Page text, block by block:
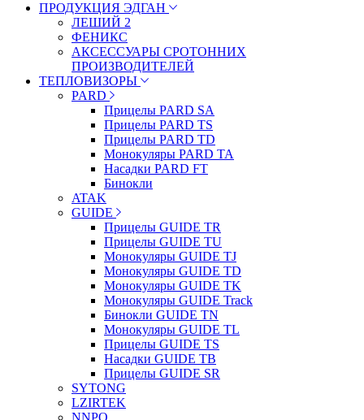
ПРОДУКЦИЯ ЭДГАН
ЛЕШИЙ 2
ФЕНИКС
АКСЕССУАРЫ СРОТОННИХ
ПРОИЗВОДИТЕЛЕЙ
ТЕПЛОВИЗОРЫ
PARD
Прицелы PARD SA
Прицелы PARD TS
Прицелы PARD TD
Монокуляры PARD TA
Насадки PARD FT
Бинокли
ATAK
GUIDE
Прицелы GUIDE TR
Прицелы GUIDE TU
Монокуляры GUIDE TJ
Монокуляры GUIDE TD
Монокуляры GUIDE TK
Монокуляры GUIDE Track
Бинокли GUIDE TN
Монокуляры GUIDE TL
Прицелы GUIDE TS
Насадки GUIDE TB
Прицелы GUIDE SR
SYTONG
LZIRTEK
NNPO